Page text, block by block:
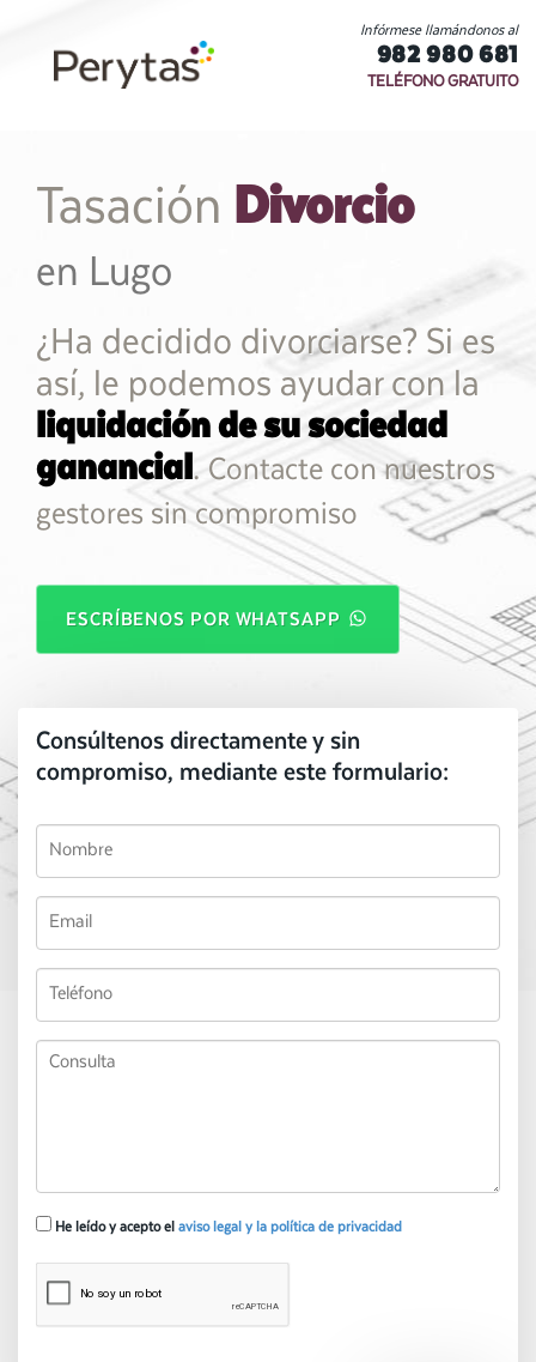
Infórmese llamándonos al
982 980 681
TELÉFONO GRATUITO
Tasación Divorcio
en Lugo
¿Ha decidido divorciarse? Si es
así, le podemos ayudar con la
liquidación de su sociedad
ganancial. Contacte con nuestros
gestores sin compromiso
ESCRÍBENOS POR WHATSAPP
Consúltenos directamente y sin
compromiso, mediante este formulario:
He leído y acepto el aviso legal y la política de privacidad